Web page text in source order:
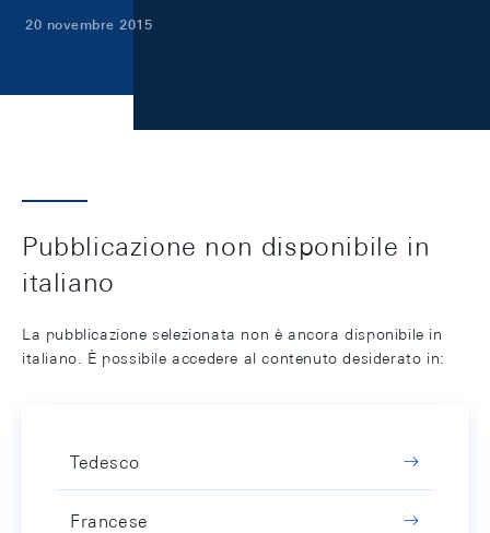
20 novembre 2015
Pubblicazione non disponibile in
italiano
La pubblicazione selezionata non è ancora disponibile in
italiano. È possibile accedere al contenuto desiderato in:
Tedesco
Francese